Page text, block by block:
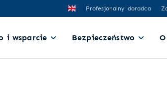
Profesjonalny doradca
i wsparcie Bezpieczeństwo